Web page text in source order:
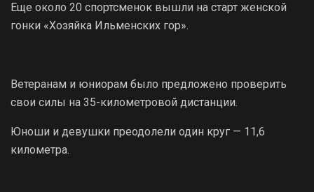
Еще около 20 спортсменок вышли на старт женской
гонки «Хозяйка Ильменских гор».
Ветеранам и юниорам было предложено проверить
свои силы на 35-километровой дистанции.
Юноши и девушки преодолели один круг — 11,6
километра.